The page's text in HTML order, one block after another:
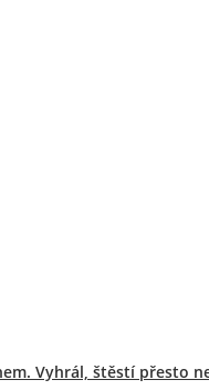
Vyhrál, štěstí přesto